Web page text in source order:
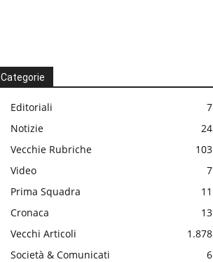
Categorie
Editoriali
7
Notizie
24
Vecchie Rubriche
103
Video
7
Prima Squadra
11
Cronaca
13
Vecchi Articoli
1.878
Società & Comunicati
6